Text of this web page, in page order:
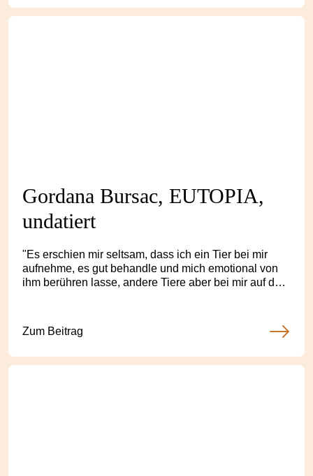
Gordana Bursac, EUTOPIA,
undatiert
"Es erschien mir seltsam, dass ich ein Tier bei mir
aufnehme, es gut behandle und mich emotional von
ihm berühren lasse, andere Tiere aber bei mir auf dem
Zum Beitrag